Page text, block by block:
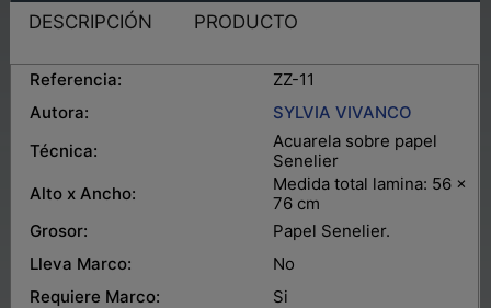
DESCRIPCIÓN PRODUCTO
Referencia:
ZZ-11
Autora:
SYLVIA VIVANCO
Técnica:
Acuarela sobre papel
Senelier
Alto x Ancho:
Medida total lamina: 56 x
76 cm
Grosor:
Papel Senelier.
Lleva Marco:
No
Requiere Marco:
Si